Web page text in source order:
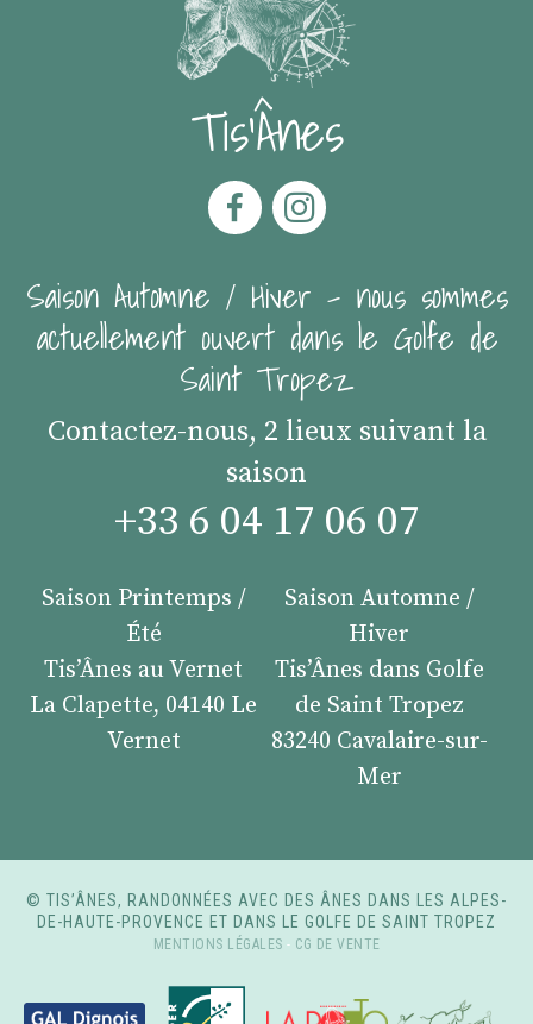
Tis'Ânes
Saison Automne / Hiver - nous sommes
actuellement ouvert dans le Golfe de
Saint Tropez
Contactez-nous, 2 lieux suivant la
saison
+33 6 04 17 06 07
Saison Printemps /
Été
Tis’Ânes au Vernet
La Clapette, 04140 Le
Vernet
Saison Automne /
Hiver
Tis’Ânes dans Golfe
de Saint Tropez
83240 Cavalaire-sur-
Mer
© TIS’ÂNES, RANDONNÉES AVEC DES ÂNES DANS LES ALPES-
DE-HAUTE-PROVENCE ET DANS LE GOLFE DE SAINT TROPEZ
MENTIONS LÉGALES - CG DE VENTE